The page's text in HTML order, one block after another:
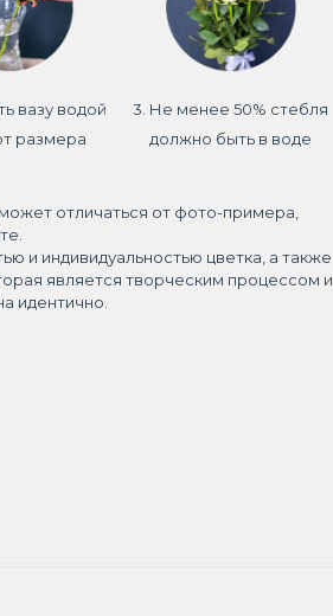
вазу водой
размера
3. Не менее 50% стебля
должно быть в воде
отличаться от фото-примера,
и индивидуальностью цветка, а также
является творческим процессом и
идентично.